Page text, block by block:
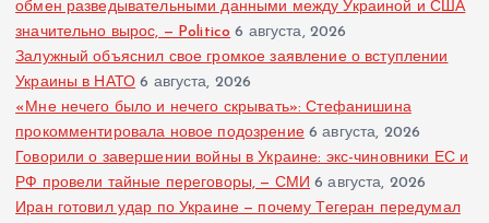
обмен разведывательными данными между Украиной и США
значительно вырос, — Politico 6 августа, 2026
Залужный объяснил свое громкое заявление о вступлении
Украины в НАТО 6 августа, 2026
«Мне нечего было и нечего скрывать»: Стефанишина
прокомментировала новое подозрение 6 августа, 2026
Говорили о завершении войны в Украине: экс-чиновники ЕС и
РФ провели тайные переговоры, — СМИ 6 августа, 2026
Иран готовил удар по Украине — почему Тегеран передумал